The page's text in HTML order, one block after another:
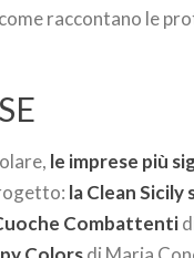
raccontano le
le imprese più
la Clean Sicily
Combattenti